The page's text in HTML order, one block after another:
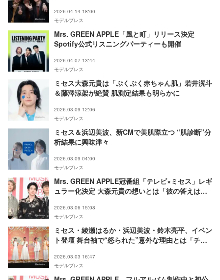
2026.04.14 18:00
モデルプレス
Mrs. GREEN APPLE「風と町」リリース決定
Spotify公式リスニングパーティーも開催
2026.04.07 13:44
モデルプレス
ミセス大森元貴は「ぷくぷく赤ちゃん肌」若井滉斗
＆藤澤涼架が絶賛 肌測定結果も明らかに
2026.03.09 12:06
モデルプレス
ミセス＆浜辺美波、新CMで美肌際立つ “肌診断”分
析結果に興味津々
2026.03.09 04:00
モデルプレス
Mrs. GREEN APPLE冠番組「テレビ×ミセス」レギ
ュラー化決定 大森元貴の想いとは「彼の答えは非
2026.03.06 15:08
モデルプレス
ミセス・綾瀬はるか・浜辺美波・鈴木亮平、イベン
ト登壇 舞台袖で“怒られた”意外な理由とは「チー
2026.03.03 16:47
モデルプレス